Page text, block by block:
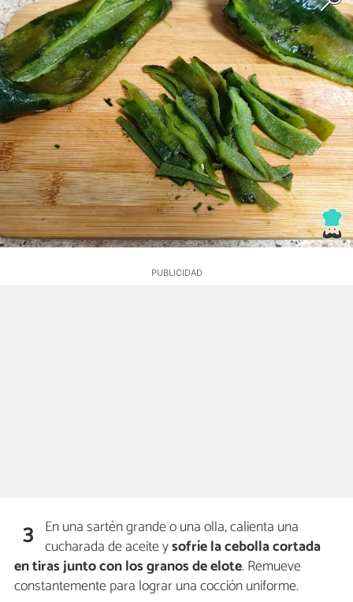
3 En una sartén grande o una olla, calienta una
cucharada de aceite ysofríe la cebolla cortada
en tirasjunto con los granos de elote. Remueve
constantemente para lograr una cocción uniforme.